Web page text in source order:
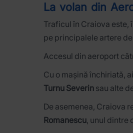
La volan din
Traficul în Craiova este,
pe principalele artere
Accesul din aeroport
Cu o mașină închiriată,
Turnu Severin sau alte
De asemenea, Craiova
Romanescu, unul dintre